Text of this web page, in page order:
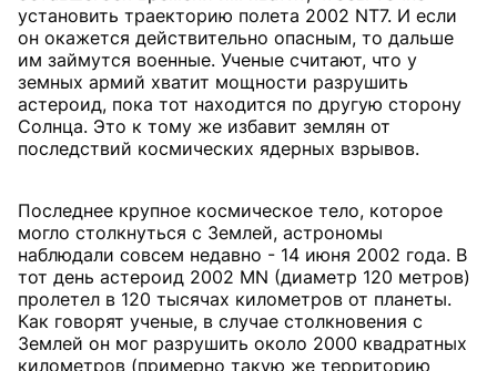
установить траекторию полета 2002 NT7. И если
он окажется действительно опасным, то дальше
им займутся военные. Ученые считают, что у
земных армий хватит мощности разрушить
астероид, пока тот находится по другую сторону
Солнца. Это к тому же избавит землян от
последствий космических ядерных взрывов.
Последнее крупное космическое тело, которое
могло столкнуться с Землей, астрономы
наблюдали совсем недавно - 14 июня 2002 года. В
тот день астероид 2002 MN (диаметр 120 метров)
пролетел в 120 тысячах километров от планеты.
Как говорят ученые, в случае столкновения с
Землей он мог разрушить около 2000 квадратных
километров (примерно такую же территорию